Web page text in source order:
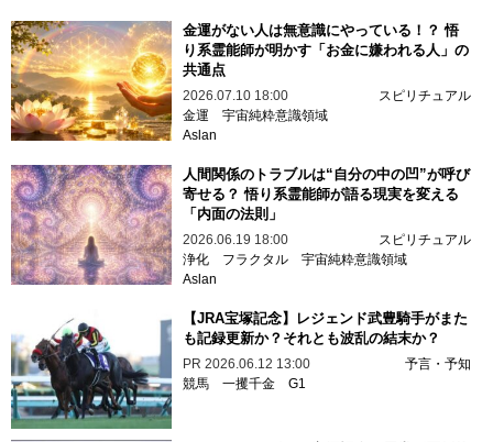
金運がない人は無意識にやっている！？ 悟
り系霊能師が明かす「お金に嫌われる人」の
共通点
2026.07.10 18:00
スピリチュアル
金運 宇宙純粋意識領域
Aslan
人間関係のトラブルは“自分の中の凹”が呼び
寄せる？ 悟り系霊能師が語る現実を変える
「内面の法則」
2026.06.19 18:00
スピリチュアル
浄化
フラクタル 宇宙純粋意識領域
Aslan
【JRA宝塚記念】レジェンド武豊騎手がまた
も記録更新か？それとも波乱の結末か？
PR 2026.06.12 13:00
予言・予知
競馬 一攫千金 G1